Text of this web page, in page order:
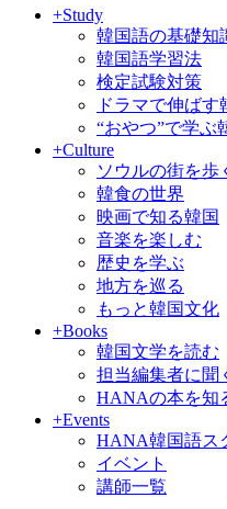
+Study
韓国語の基礎知
韓国語学習法
検定試験対策
ドラマで伸ばす
“おやつ”で学ぶ
+Culture
ソウルの街を歩
韓食の世界
映画で知る韓国
音楽を楽しむ
歴史を学ぶ
地方を巡る
もっと韓国文化
+Books
韓国文学を読む
担当編集者に聞
HANAの本を知
+Events
HANA韓国語ス
イベント
講師一覧